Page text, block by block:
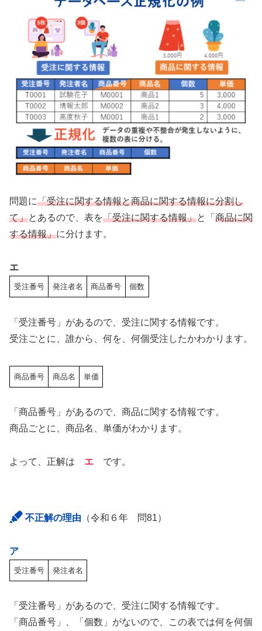
問題に「受注に関する情報と商品に関する情報に分割し
て」とあるので、表を「受注に関する情報」と「 商品に関
する情報」に分けます。
エ
受注番号 発注者名 商品番号 個数
「受注番号」があるので、受注に関する情報です。
受注ごとに、誰から、何を、何個受注したかわかります。
商品番号 商品名 単価
「商品番号」があるので、商品に関する情報です。
商品ごとに、商品名、単価がわかります。
よって、正解は エ です。
不正解の理由 （令和６年 問81）
ア
受注番号 発注者名
「受注番号」があるので、受注に関する情報です。
「商品番号」、「個数」がないので、この表では何を何個